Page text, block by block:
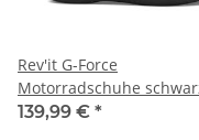
Rev'it G-Force
Motorradschuhe
weiß 39
139,99 € *